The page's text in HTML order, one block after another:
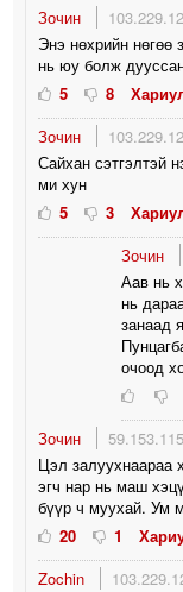
Зочин
Энэ нөхрийн нөгөө
нь юу болж
5
8
Зочин
Сайхан сэтгэлтэй
ми хун
5
3
Зочин
Аав нь
нь
занаад
очоод
Зочин
Цэл залуухнаараа
эгч нар нь маш
бүүр ч муухай. Ум
20
1
Zochin